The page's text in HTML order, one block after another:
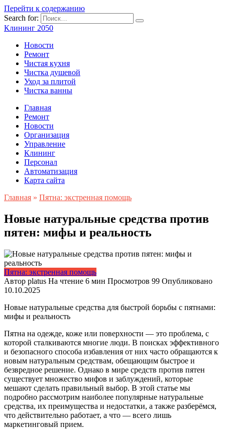
Перейти к содержанию
Search for:
Клининг 2050
Новости
Ремонт
Чистая кухня
Чистка душевой
Уход за плитой
Чистка ванны
Главная
Ремонт
Новости
Организация
Управление
Клининг
Персонал
Автоматизация
Карта сайта
Главная » Пятна: экстренная помощь
Новые натуральные средства против
пятен: мифы и реальность
Пятна: экстренная помощь
Автор platus На чтение 6 мин Просмотров 99 Опубликовано
10.10.2025
Новые натуральные средства для быстрой борьбы с пятнами:
мифы и реальность
Пятна на одежде, коже или поверхности — это проблема, с
которой сталкиваются многие люди. В поисках эффективного
и безопасного способа избавления от них часто обращаются к
новым натуральным средствам, обещающим быстрое и
безвредное решение. Однако в мире средств против пятен
существует множество мифов и заблуждений, которые
мешают сделать правильный выбор. В этой статье мы
подробно рассмотрим наиболее популярные натуральные
средства, их преимущества и недостатки, а также разберёмся,
что действительно работает, а что — всего лишь
маркетинговый прием.